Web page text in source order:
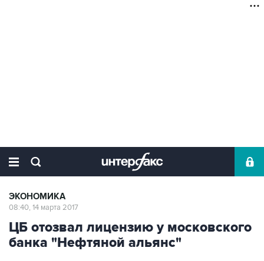
ЭКОНОМИКА
08:40, 14 марта 2017
ЦБ отозвал лицензию у московского
банка "Нефтяной альянс"